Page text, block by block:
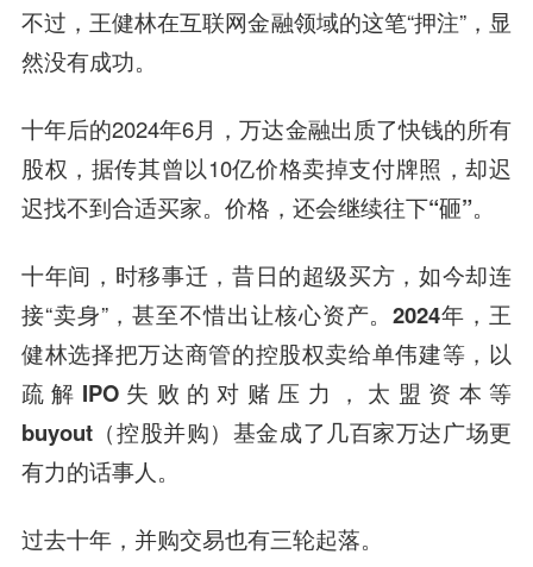
不过，王健林在互联网金融领域的这笔“押注”，显
然没有成功。
十年后的2024年6月，万达金融出质了快钱的所有
股权，据传其曾以10亿价格卖掉支付牌照，却迟
迟找不到合适买家。 价格，还会继续往下“砸”。
十年间，时移事迁，昔日的超级买方，如今却连
接“卖身”，甚至不惜出让核心资产。2024年，王
健林选择把万达商管的控股权卖给单伟建等，以
疏解IPO失败的对赌压力，太盟资本等
buyout（控股并购）基金成了几百家万达广场更
有力的话事人。
过去十年，并购交易也有三轮起落。